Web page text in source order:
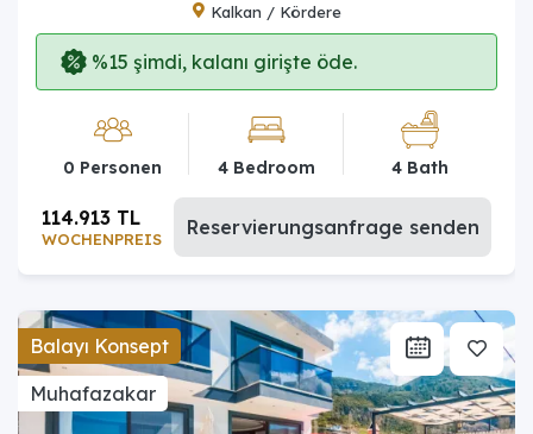
Kalkan / Kördere
%15 şimdi, kalanı girişte öde.
0 Personen 4 Bedroom 4 Bath
WOCHENPREIS
114.913 TL Reservierungsanfrage senden
Balayı Konsept
Muhafazakar